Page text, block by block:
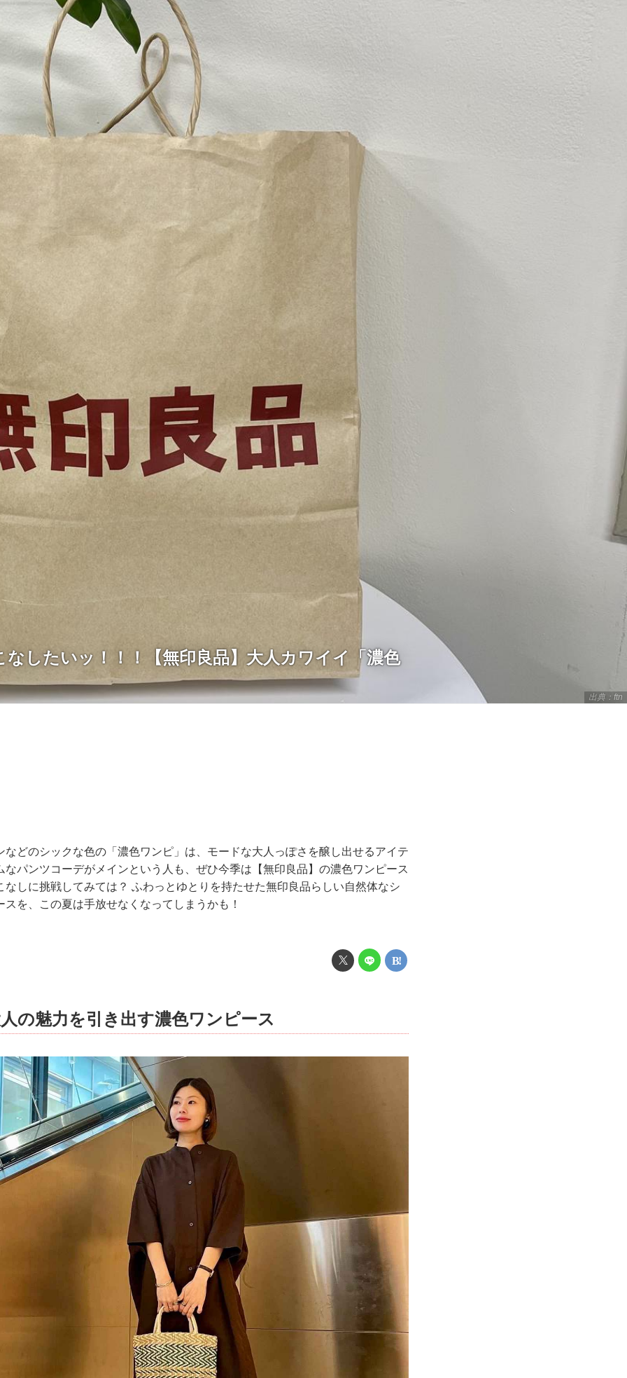
出典：ftn
なしたいッ！！！【無印良品】大人カワイイ「濃色
などのシックな色の「濃色ワンピ」は、モードな大人っぽさを醸し出せるアイテ
なパンツコーデがメインという人も、ぜひ今季は【無印良品】の濃色ワンピース
なしに挑戦してみては？ ふわっとゆとりを持たせた無印良品らしい自然体なシ
を、この夏は手放せなくなってしまうかも！
の魅力を引き出す濃色ワンピース